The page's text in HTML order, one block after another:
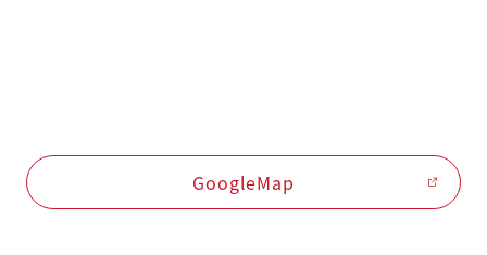
GoogleMap